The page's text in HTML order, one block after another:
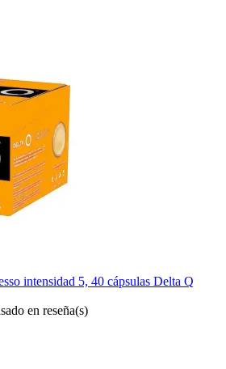
intensidad 5, 40 cápsulas Delta Q
en reseña(s)